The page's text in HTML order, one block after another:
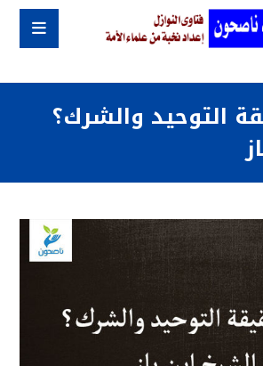
التوحيد والشرك؟